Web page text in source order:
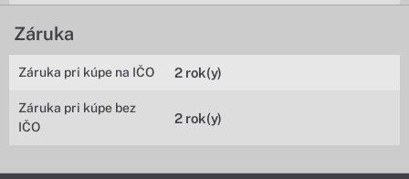
Záruka
Záruka pri kúpe na IČO 2 rok(y)
Záruka pri kúpe bez
IČO
2 rok(y)